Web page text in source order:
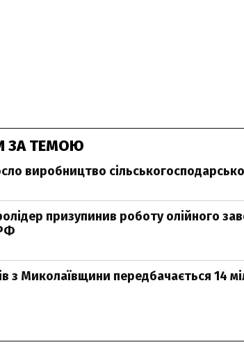
ЗА ТЕМОЮ
виробництво
призупинив роботу олійного
з Миколаївщини передбачається 14